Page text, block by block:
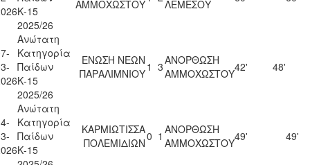
Κ-15
2025/26
ΑΜΜΟΧΩΣΤΟΥ
ΛΕΜΕΣΟΥ
Ανώτατη
Κατηγορία
Παίδων
Κ-15
2025/26
ΕΝΩΣΗ ΝΕΩΝ
ΠΑΡΑΛΙΜΝΙΟΥ1 3ΑΝΟΡΘΩΣΗ
ΑΜΜΟΧΩΣΤΟΥ42' 48'
Ανώτατη
Κατηγορία
Παίδων
Κ-15
ΚΑΡΜΙΩΤΙΣΣΑ
ΠΟΛΕΜΙΔΙΩΝ0 1 ΑΝΟΡΘΩΣΗ
ΑΜΜΟΧΩΣΤΟΥ49' 49'